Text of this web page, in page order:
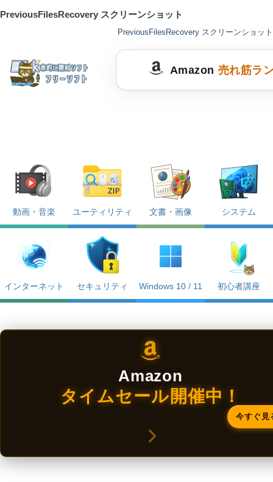
PreviousFilesRecovery スクリーンショット
PreviousFilesRecovery スクリーンショット
Amazon 売れ筋ラ
動画・音楽 ユーティリティ 文書・画像 システム
インターネット セキュリティ Windows 10 / 11 初心者講座
Amazon
タイムセール開催中！
今すぐ見